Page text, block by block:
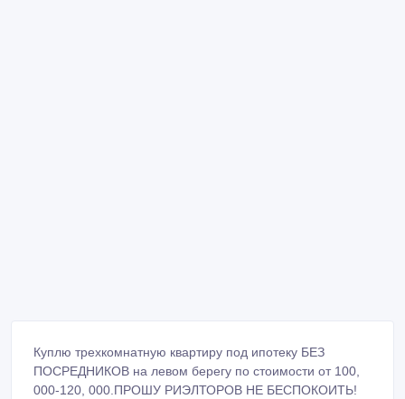
Куплю трехкомнатную квартиру под ипотеку БЕЗ
ПОСРЕДНИКОВ на левом берегу по стоимости от 100,
000-120, 000.ПРОШУ РИЭЛТОРОВ НЕ БЕСПОКОИТЬ!